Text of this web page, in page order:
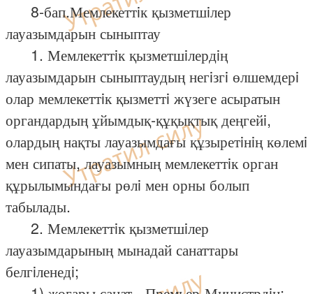
8-бап.Мемлекеттiк қызметшiлер
лауазымдарын сыныптау
1. Мемлекеттiк қызметшiлердiң
лауазымдарын сыныптаудың негiзгi өлшемдерi
олар мемлекеттiк қызметтi жүзеге асыратын
органдардың ұйымдық-құқықтық деңгейi,
олардың нақты лауазымдағы құзыретiнiң көлемi
мен сипаты, лауазымның мемлекеттiк орган
құрылымындағы рөлi мен орны болып
табылады.
2. Мемлекеттiк қызметшiлер
лауазымдарының мынадай санаттары
белгiленедi;